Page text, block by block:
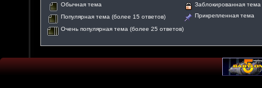
Обычная тема
Популярная тема (более 15 ответов)
Очень популярная тема (более 25 ответов)
Заблокированная тема
Прикрепленная тема